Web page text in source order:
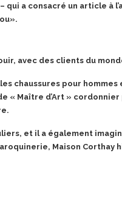
qui a consacré un article à
avec des clients du
chaussures pour
« Maître d’Art »
et il a également
Maison Corthay